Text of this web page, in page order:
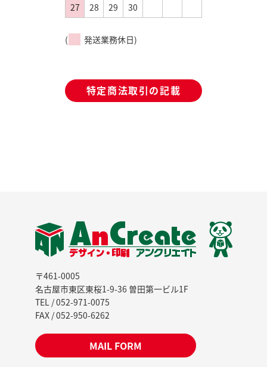
27
28 29 30
( 発送業務休日)
特定商法取引の記載
〒461-0005
名古屋市東区東桜1-9-36 曽田第一ビル1F
TEL / 052-971-0075
FAX / 052-950-6262
MAIL FORM